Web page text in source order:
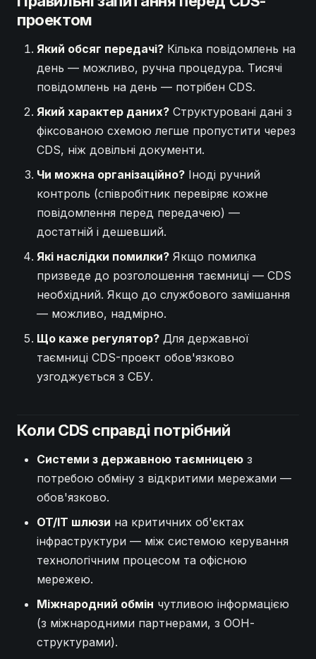
проектом
Який обсяг передачі? Кілька повідомлень на
день — можливо, ручна процедура. Тисячі
повідомлень на день — потрібен CDS.
Який характер даних? Структуровані дані з
фіксованою схемою легше пропустити через
CDS, ніж довільні документи.
Чи можна організаційно? Іноді ручний
контроль (співробітник перевіряє кожне
повідомлення перед передачею) —
достатній і дешевший.
Які наслідки помилки? Якщо помилка
призведе до розголошення таємниці — CDS
необхідний. Якщо до службового замішання
— можливо, надмірно.
Що каже регулятор? Для державної
таємниці CDS-проект обов'язково
узгоджується з СБУ.
Коли CDS справді потрібний
Системи з державною таємницею з
потребою обміну з відкритими мережами —
обов'язково.
OT/IT шлюзи на критичних об'єктах
інфраструктури — між системою керування
технологічним процесом та офісною
мережею.
Міжнародний обмін чутливою інформацією
(з міжнародними партнерами, з ООН-
структурами).